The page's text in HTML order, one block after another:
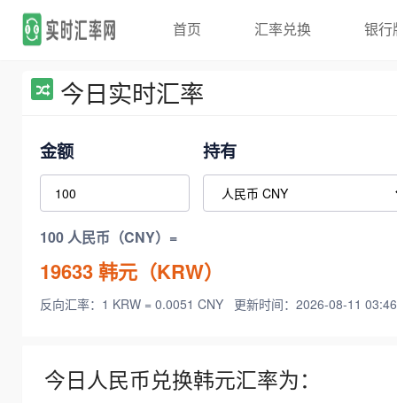
首页 汇率兑换 银行
今日实时汇率
金额 持有
100 人民币（CNY）=
19633韩元（KRW）
反向汇率：1 KRW = 0.0051 CNY 更新时间：2026-08-11
今日人民币兑换韩元汇率为：